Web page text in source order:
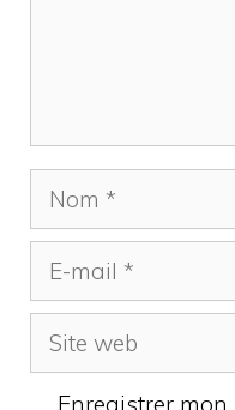
Nom
mail
Site
web
Enregistrer